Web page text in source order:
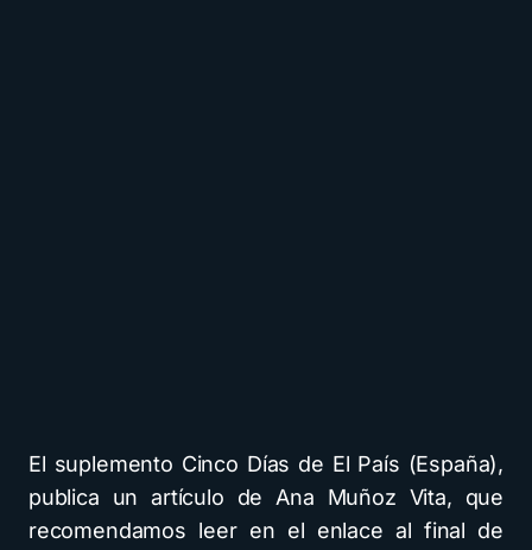
El suplemento Cinco Días de El País (España),
publica un artículo de Ana Muñoz Vita, que
recomendamos leer en el enlace al final de